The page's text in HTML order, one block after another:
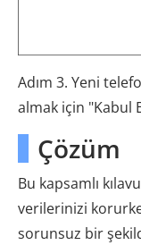
Adım 3. Yeni
almak için "Kabul
Çözüm
Bu kapsamlı
verilerinizi
sorunsuz bir